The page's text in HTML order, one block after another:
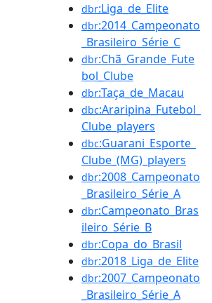
dbr:Liga_de_Elite
dbr:2014_Campeonato
_Brasileiro_Série_C
dbr:Chã_Grande_Fute
bol_Clube
dbr:Taça_de_Macau
dbc:Araripina_Futebol_
Clube_players
dbc:Guarani_Esporte_
Clube_(MG)_players
dbr:2008_Campeonato
_Brasileiro_Série_A
dbr:Campeonato_Bras
ileiro_Série_B
dbr:Copa_do_Brasil
dbr:2018_Liga_de_Elite
dbr:2007_Campeonato
_Brasileiro_Série_A